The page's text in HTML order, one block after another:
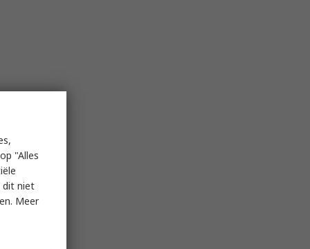
"Alles
dit niet
Meer